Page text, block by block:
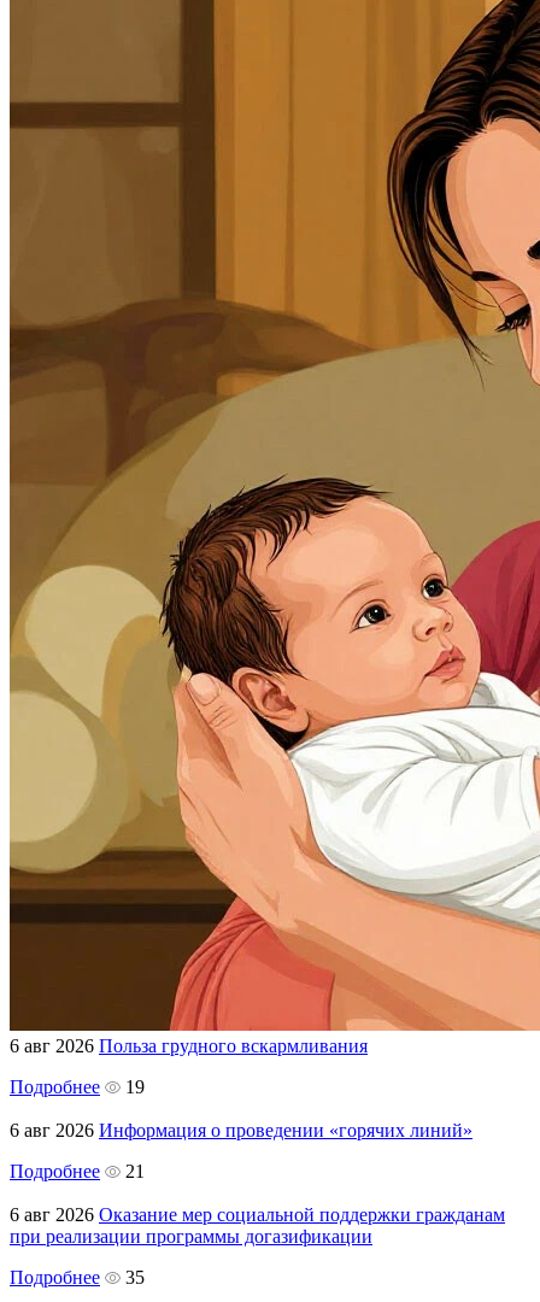
6 авг 2026 Польза грудного вскармливания
Подробнее
19
6 авг 2026 Информация о проведении «горячих линий»
Подробнее
21
6 авг 2026 Оказание мер социальной поддержки гражданам
при реализации программы догазификации
Подробнее
35